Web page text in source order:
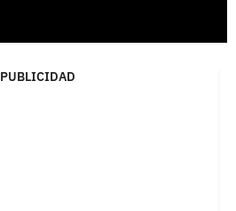
PUBLICIDAD